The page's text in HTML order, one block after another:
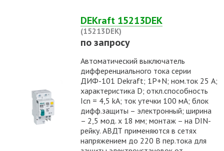
DEKraft 15213DEK
(15213DEK)
по запросу
Автоматический выключатель
дифференциального тока серии
ДИФ-101 Dekraft; 1P+N; ном.ток 25 А;
характеристика D; откл.способность
Icn = 4,5 kA; ток утечки 100 мА; блок
дифф.защиты – электронный; ширина
– 2,5 мод. х 18 мм; монтаж – на DIN-
рейку. АВДТ применяются в сетях
напряжением до 220 В пер.тока для